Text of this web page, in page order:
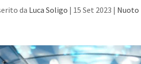
da Luca Soligo | 15 Set 2023 | Nuoto